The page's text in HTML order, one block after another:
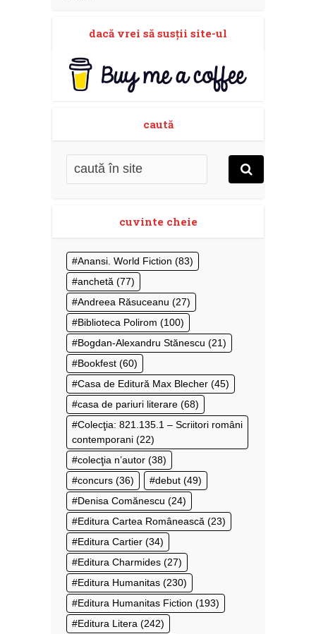
dacă vrei să susţii site-ul
caută
cuvinte cheie
Anansi. World Fiction (83)
anchetă (77)
Andreea Răsuceanu (27)
Biblioteca Polirom (100)
Bogdan-Alexandru Stănescu (21)
Bookfest (60)
Casa de Editură Max Blecher (45)
casa de pariuri literare (68)
Colecţia: 821.135.1 – Scriitori români
contemporani (22)
colecţia n’autor (38)
concurs (36) debut (49)
Denisa Comănescu (24)
Editura Cartea Românească (23)
Editura Cartier (34)
Editura Charmides (27)
Editura Humanitas (230)
Editura Humanitas Fiction (193)
Editura Litera (242)